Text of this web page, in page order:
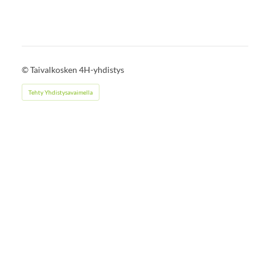
©Taivalkosken 4H-yhdistys
Tehty Yhdistysavaimella